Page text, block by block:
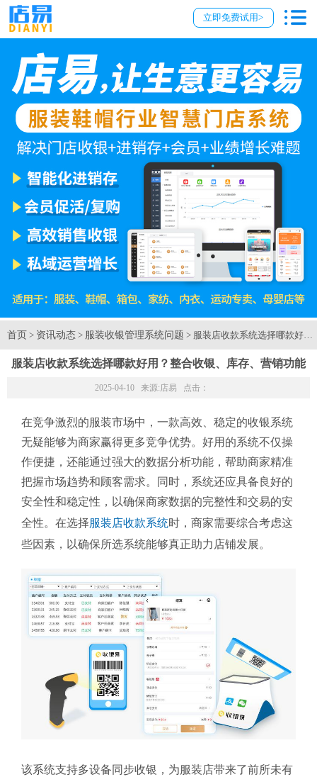
立即免费试用>
首页 > 资讯动态 > 服装收银管理系统问题 > 服装店收款系统选择哪款好
服装店收款系统选择哪款好用？整合收银、库存、营销功能
2025-04-10 来源:店易 点击：
在竞争激烈的服装市场中，一款高效、稳定的收银系统
无疑能够为商家赢得更多竞争优势。好用的系统不仅操
作便捷，还能通过强大的数据分析功能，帮助商家精准
把握市场趋势和顾客需求。同时，系统还应具备良好的
安全性和稳定性，以确保商家数据的完整性和交易的安
全性。在选择服装店收款系统时，商家需要综合考虑这
些因素，以确保所选系统能够真正助力店铺发展。
该系统支持多设备同步收银，为服装店带来了前所未有